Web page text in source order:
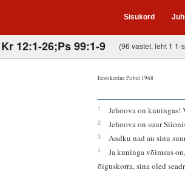
Sisukord
12:1-26;Ps 99:1-9 (96 vastet, leht 1 1-
Eestikeelne Piibel 1968
1 Jehoova on kuningas!
2 Jehoova on suur
3 Andku nad au sinu
4
Ja kuninga võimsus
õiguskorra, sina oled